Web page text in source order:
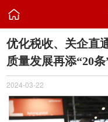

优化税收、关企
质量发展再添“20条
2024-03-22